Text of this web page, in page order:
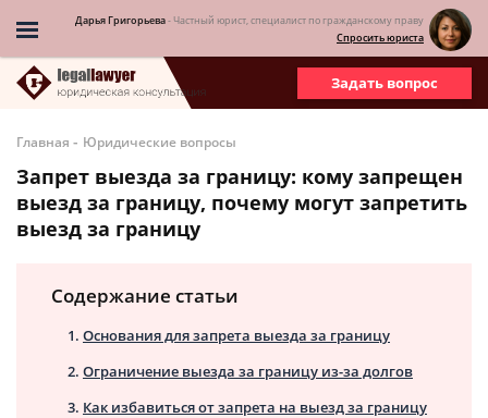
Дарья Григорьева- Частный юрист, специалист по гражданскому праву
Спросить юриста
Задать вопрос
Главная - Юридические вопросы
Запрет выезда за границу: кому запрещен
выезд за границу, почему могут запретить
выезд за границу
Содержание статьи
Основания для запрета выезда за границу
Ограничение выезда за границу из-за долгов
Как избавиться от запрета на выезд за границу